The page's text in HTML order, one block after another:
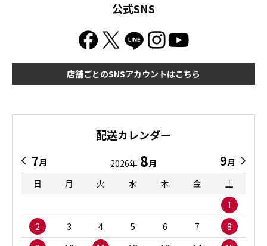
公式SNS
店舗ごとのSNSアカウントはこちら
配送カレンダー
7月 2026年 8月 9月
日
月 火 水 木 金
土
1
2
3 4 5 6 7
8